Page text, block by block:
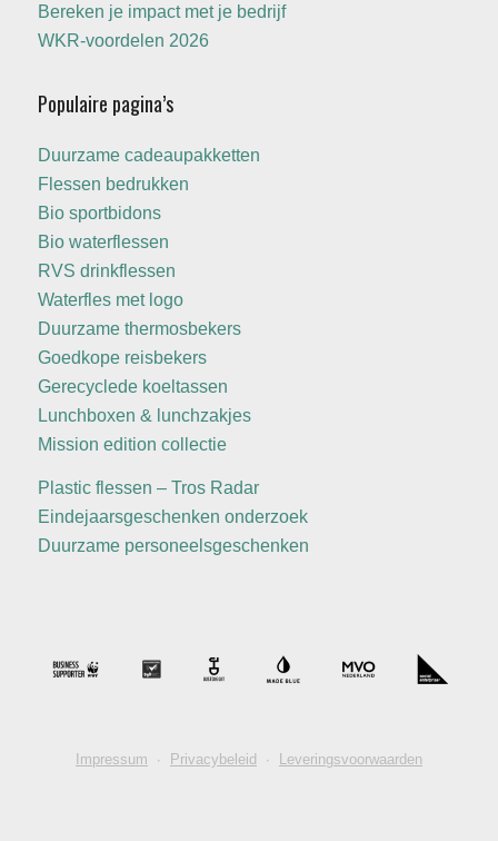
Bereken je impact met je bedrijf
WKR-voordelen 2026
Populaire pagina’s
Duurzame cadeaupakketten
Flessen bedrukken
Bio sportbidons
Bio waterflessen
RVS drinkflessen
Waterfles met logo
Duurzame thermosbekers
Goedkope reisbekers
Gerecyclede koeltassen
Lunchboxen & lunchzakjes
Mission edition collectie
Plastic flessen – Tros Radar
Eindejaarsgeschenken onderzoek
Duurzame personeelsgeschenken
Impressum ∙ Privacybeleid ∙ Leveringsvoorwaarden